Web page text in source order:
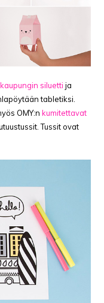
siluetti ja
tabletiksi.
OMY:nkumitettavat
Tussit ovat